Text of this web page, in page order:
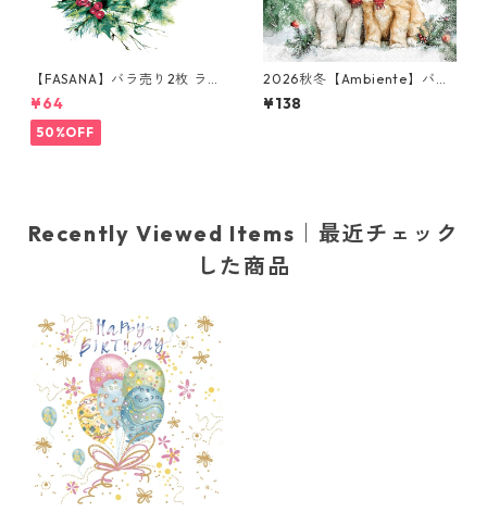
【FASANA】バラ売り2枚 ラン
チサイズ ペーパーナプキン Wi
nter berry wreath ホワイト
¥64
50%OFF
2026秋冬【Ambiente】バラ
売り2枚 ランチサイズ ペーパ
ーナプキン Cody and Buddy
¥138
Recently Viewed Items｜最近チェック
した商品